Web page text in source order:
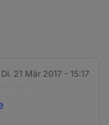
Di. 21 Mär 2017 - 15:17